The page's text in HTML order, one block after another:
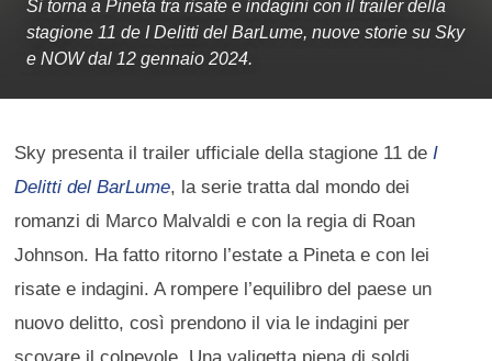
Si torna a Pineta tra risate e indagini con il trailer della
stagione 11 de I Delitti del BarLume, nuove storie su Sky
e NOW dal 12 gennaio 2024.
Sky presenta il trailer ufficiale della stagione 11 de I
Delitti del BarLume, la serie tratta dal mondo dei
romanzi di Marco Malvaldi e con la regia di Roan
Johnson. Ha fatto ritorno l’estate a Pineta e con lei
risate e indagini. A rompere l’equilibro del paese un
nuovo delitto, così prendono il via le indagini per
scovare il colpevole. Una valigetta piena di soldi